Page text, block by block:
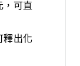
，可直
釋出化